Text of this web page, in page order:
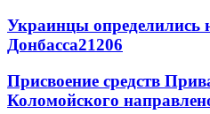
Украинцы определились
Донбасса21206
Присвоение средств
Коломойского